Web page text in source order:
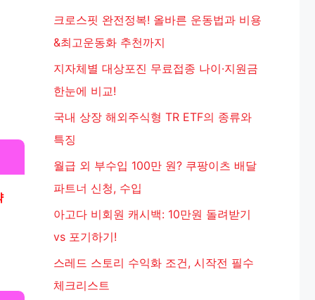
크로스핏 완전정복! 올바른 운동법과 비용
&최고운동화 추천까지
지자체별 대상포진 무료접종 나이·지원금
한눈에 비교!
국내 상장 해외주식형 TR ETF의 종류와
특징
월급 외 부수입 100만 원? 쿠팡이츠 배달
파트너 신청, 수입
아고다 비회원 캐시백: 10만원 돌려받기
vs 포기하기!
스레드 스토리 수익화 조건, 시작전 필수
체크리스트